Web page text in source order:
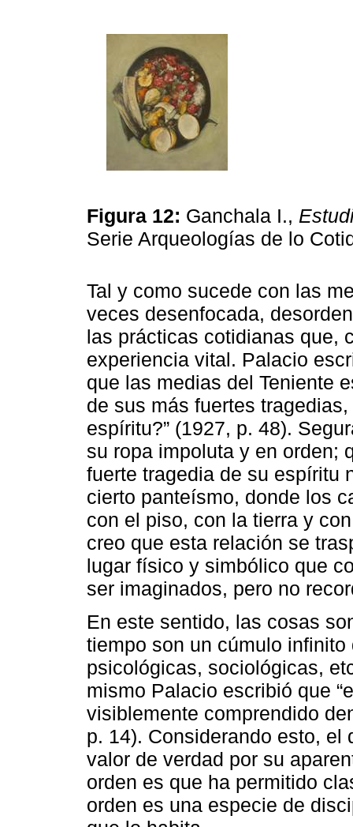
Figura 12: Ganchala I.,
Serie Arqueologías de lo
Tal y como sucede con las
veces desenfocada,
las prácticas cotidianas que,
experiencia vital. Palacio
que las medias del Teniente
de sus más fuertes
espíritu?” (1927, p. 48).
su ropa impoluta y en orden;
fuerte tragedia de su espíritu
cierto panteísmo, donde los
con el piso, con la tierra y
creo que esta relación se
lugar físico y simbólico que
ser imaginados, pero no
En este sentido, las cosas
tiempo son un cúmulo
psicológicas, sociológicas,
mismo Palacio escribió que
visiblemente comprendido
p. 14). Considerando esto,
valor de verdad por su
orden es que ha permitido
orden es una especie de